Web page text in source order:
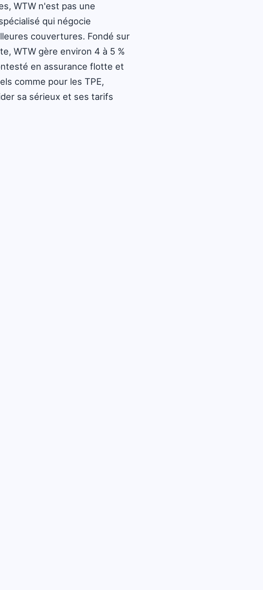
WTW n'est pas une
qui négocie
couvertures. Fondé sur
WTW gère environ 4 à 5 %
en assurance flotte et
comme pour les TPE,
sa sérieux et ses tarifs